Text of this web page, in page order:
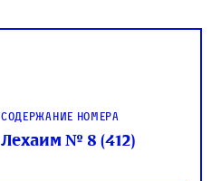
Содержание номера
Лехаим № 8 (412)